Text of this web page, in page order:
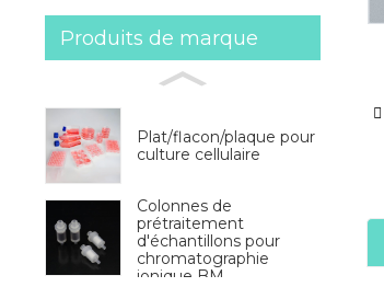
Produits de marque
Plat/flacon/plaque pour
culture cellulaire
Colonnes de
prétraitement
d'échantillons pour
chromatographie
ionique BM